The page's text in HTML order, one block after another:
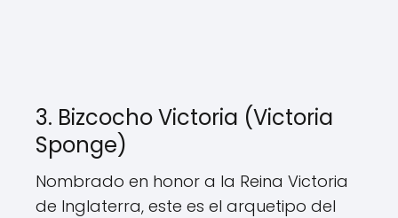
3. Bizcocho Victoria (Victoria
Sponge)
Nombrado en honor a la Reina Victoria
de Inglaterra, este es el arquetipo del